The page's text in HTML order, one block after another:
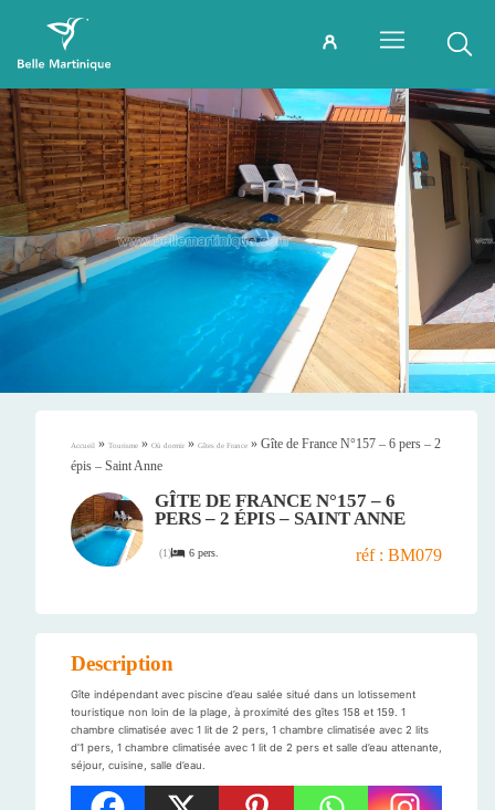
Accueil » Tourisme » Où dormir » Gîtes de France » Gîte de France N°157 – 6 pers – 2
épis – Saint Anne
GÎTE DE FRANCE N°157 – 6
PERS – 2 ÉPIS – SAINT ANNE
(1) 6 pers. réf : BM079
Description
Gîte indépendant avec piscine d’eau salée situé dans un lotissement
touristique non loin de la plage, à proximité des gîtes 158 et 159. 1
chambre climatisée avec 1 lit de 2 pers, 1 chambre climatisée avec 2 lits
d’1 pers, 1 chambre climatisée avec 1 lit de 2 pers et salle d’eau attenante,
séjour, cuisine, salle d’eau.